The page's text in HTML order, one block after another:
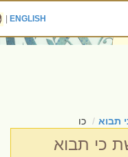
ENGLISH
|
כו
כי תבוא